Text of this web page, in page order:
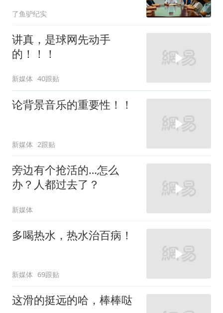
了鱼驴纪实
讲真，是球网先动手
的！！！
新媒体 40跟贴
论背景音乐的重要性！！
新媒体 2跟贴
旁边有个抢活的…怎么
办？人都过去了？
新媒体
多喝热水，热水治百病！
新媒体 69跟贴
这滑的挺远的哈，棒棒哒